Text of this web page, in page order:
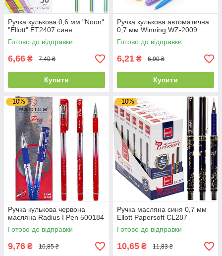
Ручка кулькова 0,6 мм "Noon"
"Ellott" ET2407 синя
Готово до відправки
6,66 ₴ 7,40 ₴
Купити
Ручка кулькова автоматична
0,7 мм Winning WZ-2009
Готово до відправки
6,21 ₴ 6,90 ₴
Купити
–10%
Ручка кулькова червона
масляна Radius I Pen 500184
Готово до відправки
9,76 ₴ 10,85 ₴
–10%
Ручка масляна синя 0,7 мм
Ellott Papersoft CL287
Готово до відправки
10,65 ₴ 11,83 ₴